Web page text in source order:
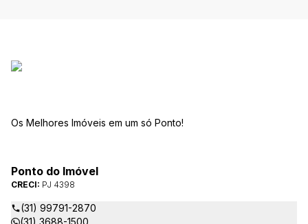
Os Melhores Imóveis em um só Ponto!
Ponto do Imóvel
CRECI: PJ 4398
(31) 99791-2870
(31) 3688-1500